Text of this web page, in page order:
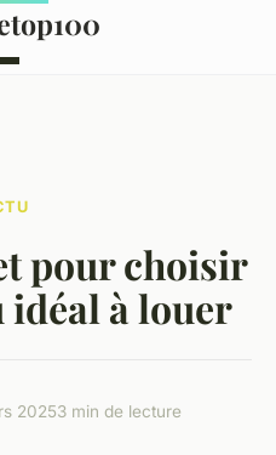
pour choisir
à louer
20253 min de lecture